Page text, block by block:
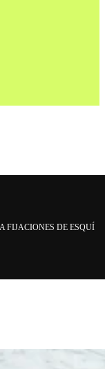
FIJACIONES DE ESQUÍ